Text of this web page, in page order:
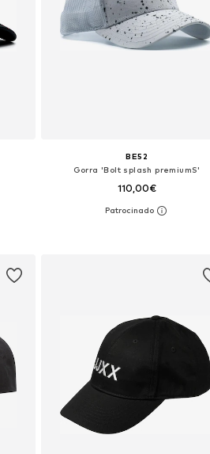
BE52
Gorra 'Bolt splash premiumS'
110,00€
Tallas disponibles: 54-64